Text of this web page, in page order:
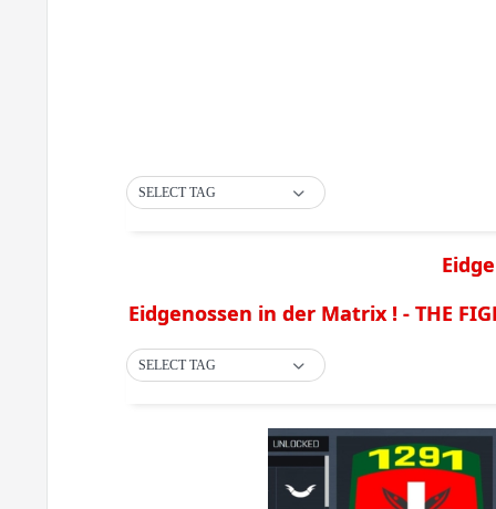
SELECT TAG
Eidgenossen in der Matrix ! - THE
SELECT TAG